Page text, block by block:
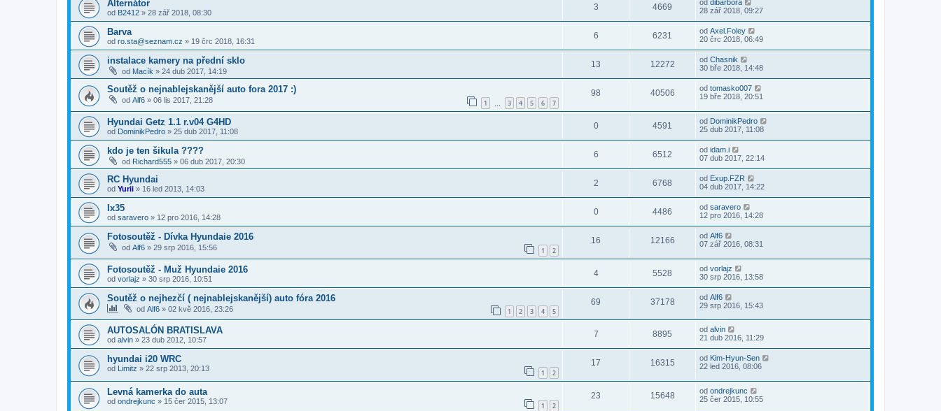
Alternátor
od B2412 » 28 zář 2018, 08:30
3 4669 od dibarbora
28 zář 2018, 09:27
Barva
od ro.sta@seznam.cz » 19 črc 2018, 16:31
6 6231 od Axel.Foley
20 črc 2018, 06:49
instalace kamery na přední sklo
od Macík » 24 dub 2017, 14:19
13 12272 od Chasnik
30 bře 2018, 14:48
Soutěž o nejnablejskanější auto fora 2017 :)
od Alf6 » 06 lis 2017, 21:28 1 3 4 5 6 7
98 40506 od tomasko007
19 bře 2018, 20:51
Hyundai Getz 1.1 r.v04 G4HD
od DominikPedro » 25 dub 2017, 11:08
0 4591 od DominikPedro
25 dub 2017, 11:08
kdo je ten šikula ????
od Richard555 » 06 dub 2017, 20:30
6 6512 od idam.i
07 dub 2017, 22:14
RC Hyundai
od Yurii » 16 led 2013, 14:03
2 6768 od Exup.FZR
04 dub 2017, 14:22
Ix35
od saravero » 12 pro 2016, 14:28
0 4486 od saravero
12 pro 2016, 14:28
Fotosoutěž - Dívka Hyundaie 2016
od Alf6 » 29 srp 2016, 15:56 1 2
16 12166 od Alf6
07 zář 2016, 08:31
Fotosoutěž - Muž Hyundaie 2016
od vorlajz » 30 srp 2016, 10:51
4 5528 od vorlajz
30 srp 2016, 13:58
Soutěž o nejhezčí ( nejnablejskanější) auto fóra 2016
od Alf6 » 02 kvě 2016, 23:26 1 2 3 4 5
69 37178 od Alf6
29 srp 2016, 15:43
AUTOSALÓN BRATISLAVA
od alvin » 23 dub 2012, 10:57
7 8895 od alvin
21 dub 2016, 11:29
hyundai i20 WRC
od Limitz » 22 srp 2013, 20:13 1 2
17 16315 od Kim-Hyun-Sen
22 led 2016, 08:06
Levná kamerka do auta
od ondrejkunc » 15 čer 2015, 13:07 1 2
23 15648 od ondrejkunc
25 čer 2015, 10:55